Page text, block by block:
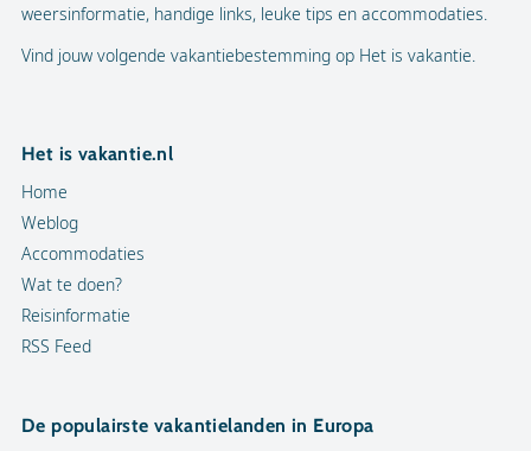
weersinformatie, handige links, leuke tips en accommodaties.
Vind jouw volgende vakantiebestemming op Het is vakantie.
Het is vakantie.nl
Home
Weblog
Accommodaties
Wat te doen?
Reisinformatie
RSS Feed
De populairste vakantielanden in Europa